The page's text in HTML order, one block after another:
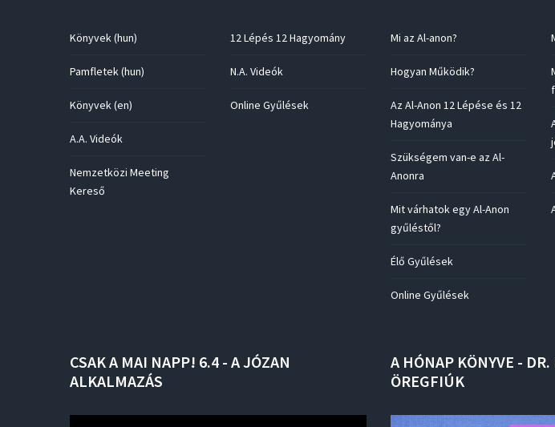
Könyvek (hun)
Pamfletek (hun)
Könyvek (en)
A.A. Videók
Nemzetközi Meeting
Kereső
12 Lépés 12 Hagyomány
N.A. Videók
Online Gyűlések
Mi az Al-anon?
Hogyan Működik?
Az Al-Anon 12 Lépése és 12
Hagyománya
Szükségem van-e az Al-
Anonra
Mit várhatok egy Al-Anon
gyűléstől?
Élő Gyűlések
Online Gyűlések
CSAKA MAI NAPP! 6.4 - AJÓZAN
ALKALMAZÁS
A HÓNAP KÖNYVE - DR.
ÖREGFIÚK